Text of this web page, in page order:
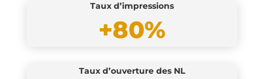
Taux d’impressions
+80%
Taux d’ouverture des NL